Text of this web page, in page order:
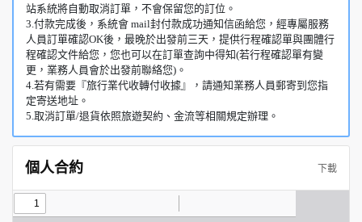
站系統將自動取消訂單，不會保留您的訂位。
3.付款完成後，系統會 mail封付款成功通知信函給您，經專屬服務
人員訂單確認OK後，最晚於出發前三天，提供行程確認單與團體行
程確認文件給您，您也可以在訂單查詢中得知(若行程確認單有變
更，業務人員會於出發前聯絡您)。
4.若有需要『旅行業代收轉付收據』，請通知業務人員郵寄到您指
定寄送地址。
5.取消訂單/退貨依照旅遊契約、金流等相關規定辦理。
個人合約 下載